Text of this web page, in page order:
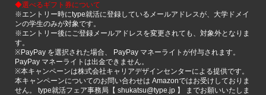
◆選べるギフト券について
※エントリー時にtype就活に登録しているメールアドレスが、大学ドメイ
ンの学生のみが対象です。
※エントリー後にご登録メールアドレスを変更されても、対象外となりま
す。
※PayPay を選択された場合、 PayPay マネーライトが付与されます。
PayPay マネーライトは出金できません。
※本キャンペーンは株式会社キャリアデザインセンターによる提供です。
本キャンペーンについてのお問い合わせは Amazonではお受けしておりま
せん。 type就活フェア事務局【 shukatsu@type.jp 】 までお願いいたしま